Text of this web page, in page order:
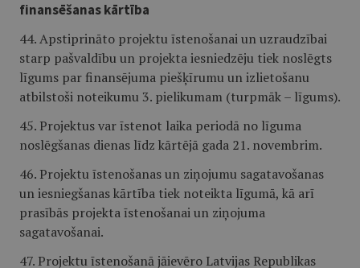
finansēšanas kārtība
44. Apstiprināto projektu īstenošanai un uzraudzībai
starp pašvaldību un projekta iesniedzēju tiek noslēgts
līgums par finansējuma piešķīrumu un izlietošanu
atbilstoši noteikumu 3. pielikumam (turpmāk – līgums).
45. Projektus var īstenot laika periodā no līguma
noslēgšanas dienas līdz kārtējā gada 21. novembrim.
46. Projektu īstenošanas un ziņojumu sagatavošanas
un iesniegšanas kārtība tiek noteikta līgumā, kā arī
prasībās projekta īstenošanai un ziņojuma
sagatavošanai.
47. Projektu īstenošanā jāievēro Latvijas Republikas